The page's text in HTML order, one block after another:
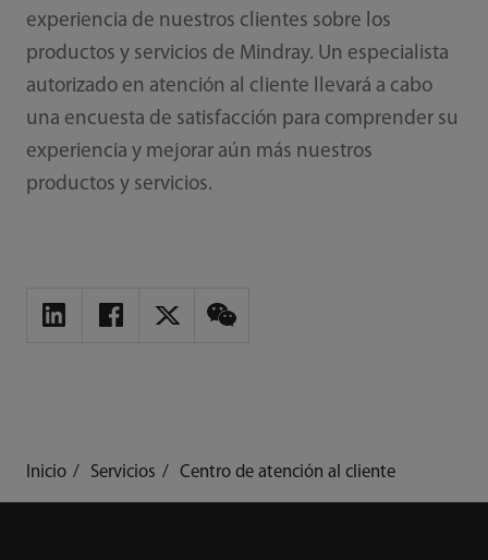
experiencia de nuestros clientes sobre los
productos y servicios de Mindray. Un especialista
autorizado en atención al cliente llevará a cabo
una encuesta de satisfacción para comprender su
experiencia y mejorar aún más nuestros
productos y servicios.
Inicio Servicios Centro de atención al cliente